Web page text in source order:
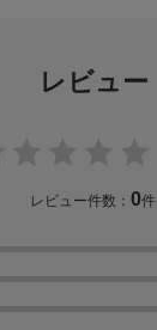
レビュー
レビュー件数：0件